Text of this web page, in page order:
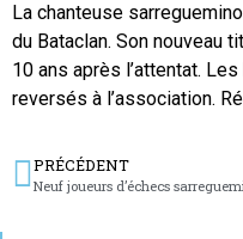
La chanteuse
du Bataclan. Son nouveau
10 ans après l’attentat.
reversés à l’association.
PRÉCÉDENT